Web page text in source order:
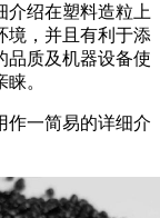
介绍在塑料造粒上
境，并且有利于添
品质及机器设备使
。
作一简易的详细介